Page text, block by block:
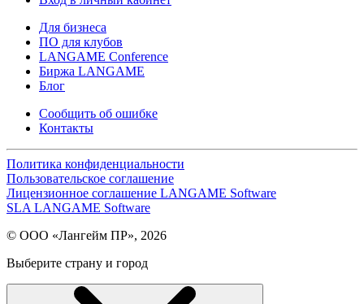
Для бизнеса
ПО для клубов
LANGAME Conference
Биржа LANGAME
Блог
Сообщить об ошибке
Контакты
Политика конфиденциальности
Пользовательское соглашение
Лицензионное соглашение LANGAME Software
SLA LANGAME Software
© ООО «Лангейм ПР», 2026
Выберите страну и город